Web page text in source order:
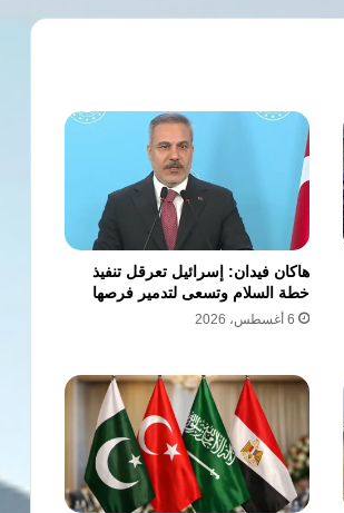
هاكان فيدان: إسرائيل تعرقل تنفيذ
خطة السلام وتسعى لتدمير فرصها
6 أغسطس، 2026